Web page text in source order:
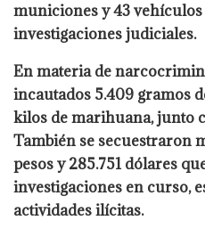
municiones y 43
investigaciones judiciales.
En materia de
incautados 5.409 gramos
kilos de marihuana, junto
También se secuestraron
pesos y 285.751 dólares
investigaciones en curso,
actividades ilícitas.